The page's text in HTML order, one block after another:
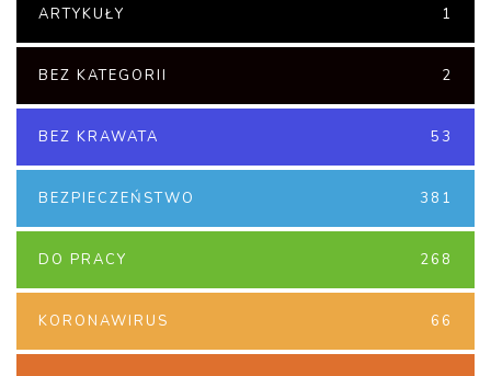
ARTYKUŁY 1
BEZ KATEGORII 2
BEZ KRAWATA 53
BEZPIECZEŃSTWO 381
DO PRACY 268
KORONAWIRUS 66